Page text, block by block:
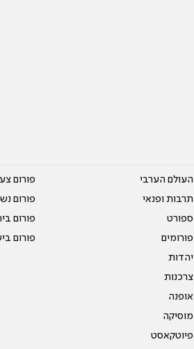
העולם הערבי
תרבות ופנאי
ספורט
פורומים
יהדות
צרכנות
אופנה
מוסיקה
פיוטקאסט
פורום
פורום
פורום
פורום